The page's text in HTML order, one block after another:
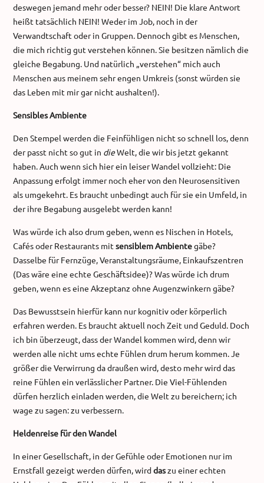
deswegen jemand mehr oder besser? NEIN! Die klare Antwort
heißt tatsächlich NEIN! Weder im Job, noch in der
Verwandtschaft oder in Gruppen. Dennoch gibt es Menschen,
die mich richtig gut verstehen können. Sie besitzen nämlich die
gleiche Begabung. Und natürlich „verstehen“ mich auch
Menschen aus meinem sehr engen Umkreis (sonst würden sie
das Leben mit mir gar nicht aushalten!).
Sensibles Ambiente
Den Stempel werden die Feinfühligen nicht so schnell los, denn
der passt nicht so gut in dieWelt, die wir bis jetzt gekannt
haben. Auch wenn sich hier ein leiser Wandel vollzieht: Die
Anpassung erfolgt immer noch eher von den Neurosensitiven
als umgekehrt. Es braucht unbedingt auch für sie ein Umfeld, in
der ihre Begabung ausgelebt werden kann!
Was würde ich also drum geben, wenn es Nischen in Hotels,
Cafés oder Restaurants mitsensiblem Ambientegäbe?
Dasselbe für Fernzüge, Veranstaltungsräume, Einkaufszentren
(Das wäre eine echte Geschäftsidee)? Was würde ich drum
geben, wenn es eine Akzeptanz ohne Augenzwinkern gäbe?
Das Bewusstsein hierfür kann nur kognitiv oder körperlich
erfahren werden. Es braucht aktuell noch Zeit und Geduld. Doch
ich bin überzeugt, dass der Wandel kommen wird, denn wir
werden alle nicht ums echte Fühlen drum herum kommen. Je
größer die Verwirrung da draußen wird, desto mehr wird das
reine Fühlen ein verlässlicher Partner. Die Viel-Fühlenden
dürfen herzlich einladen werden, die Welt zu bereichern; ich
wage zu sagen: zu verbessern.
Heldenreise für den Wandel
In einer Gesellschaft, in der Gefühle oder Emotionen nur im
Ernstfall gezeigt werden dürfen, wirddaszu einer echten